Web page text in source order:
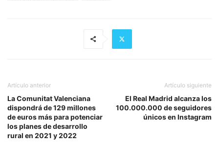
Artículo anterior
La Comunitat Valenciana
dispondrá de 129 millones
de euros más para potenciar
los planes de desarrollo
rural en 2021 y 2022
Artículo siguiente
El Real Madrid alcanza los
100.000.000 de seguidores
únicos en Instagram